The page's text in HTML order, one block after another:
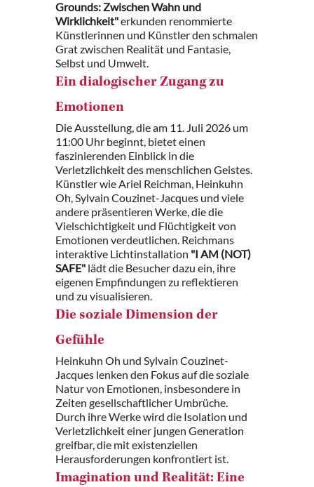
Grounds: Zwischen Wahn und
Wirklichkeit"erkunden renommierte
Künstlerinnen und Künstler den schmalen
Grat zwischen Realität und Fantasie,
Selbst und Umwelt.
Ein dialogischer Zugang zu
Emotionen
Die Ausstellung, die am 11. Juli 2026 um
11:00 Uhr beginnt, bietet einen
faszinierenden Einblick in die
Verletzlichkeit des menschlichen Geistes.
Künstler wie Ariel Reichman, Heinkuhn
Oh, Sylvain Couzinet-Jacques und viele
andere präsentieren Werke, die die
Vielschichtigkeit und Flüchtigkeit von
Emotionen verdeutlichen. Reichmans
interaktive Lichtinstallation "I AM (NOT)
SAFE" lädt die Besucher dazu ein, ihre
eigenen Empfindungen zu reflektieren
und zu visualisieren.
Die soziale Dimension der
Gefühle
Heinkuhn Oh und Sylvain Couzinet-
Jacques lenken den Fokus auf die soziale
Natur von Emotionen, insbesondere in
Zeiten gesellschaftlicher Umbrüche.
Durch ihre Werke wird die Isolation und
Verletzlichkeit einer jungen Generation
greifbar, die mit existenziellen
Herausforderungen konfrontiert ist.
Imagination und Realität: Eine